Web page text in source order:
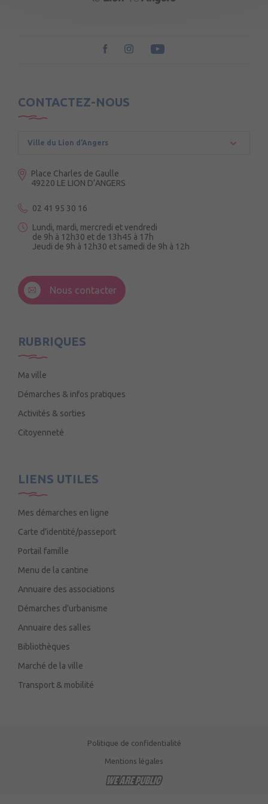
CONTACTEZ-NOUS
Ville du Lion d’Angers
Place Charles de Gaulle
49220 LE LION D’ANGERS
02 41 95 30 16
Lundi, mardi, mercredi et vendredi
de 9h à 12h30 et de 13h45 à 17h
Jeudi de 9h à 12h30 et samedi de 9h à 12h
49220 Andigné
Nous contacter
RUBRIQUES
Ma ville
Démarches & infos pratiques
Activités & sorties
Citoyenneté
LIENS UTILES
Mes démarches en ligne
Carte d’identité/passeport
Portail famille
Menu de la cantine
Annuaire des associations
Démarches d’urbanisme
Annuaire des salles
Bibliothèques
Marché de la ville
Transport & mobilité
Politique de confidentialité
Mentions légales